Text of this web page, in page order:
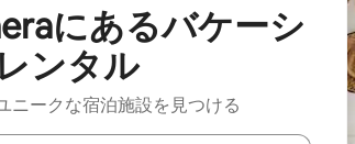
にあるバケーシ
ンタル
ニークな宿泊施設を見つける